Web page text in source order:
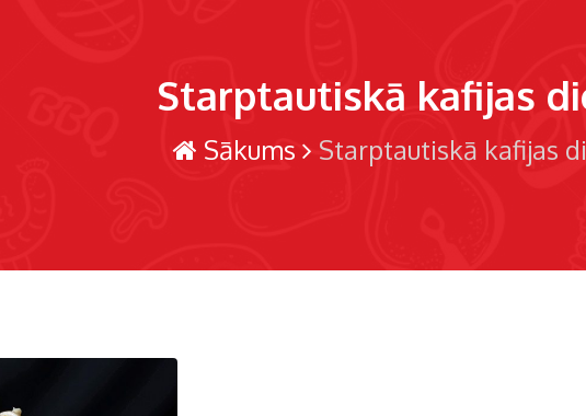
Starptautiskā kafijas
Sākums Starptautiskā kafijas